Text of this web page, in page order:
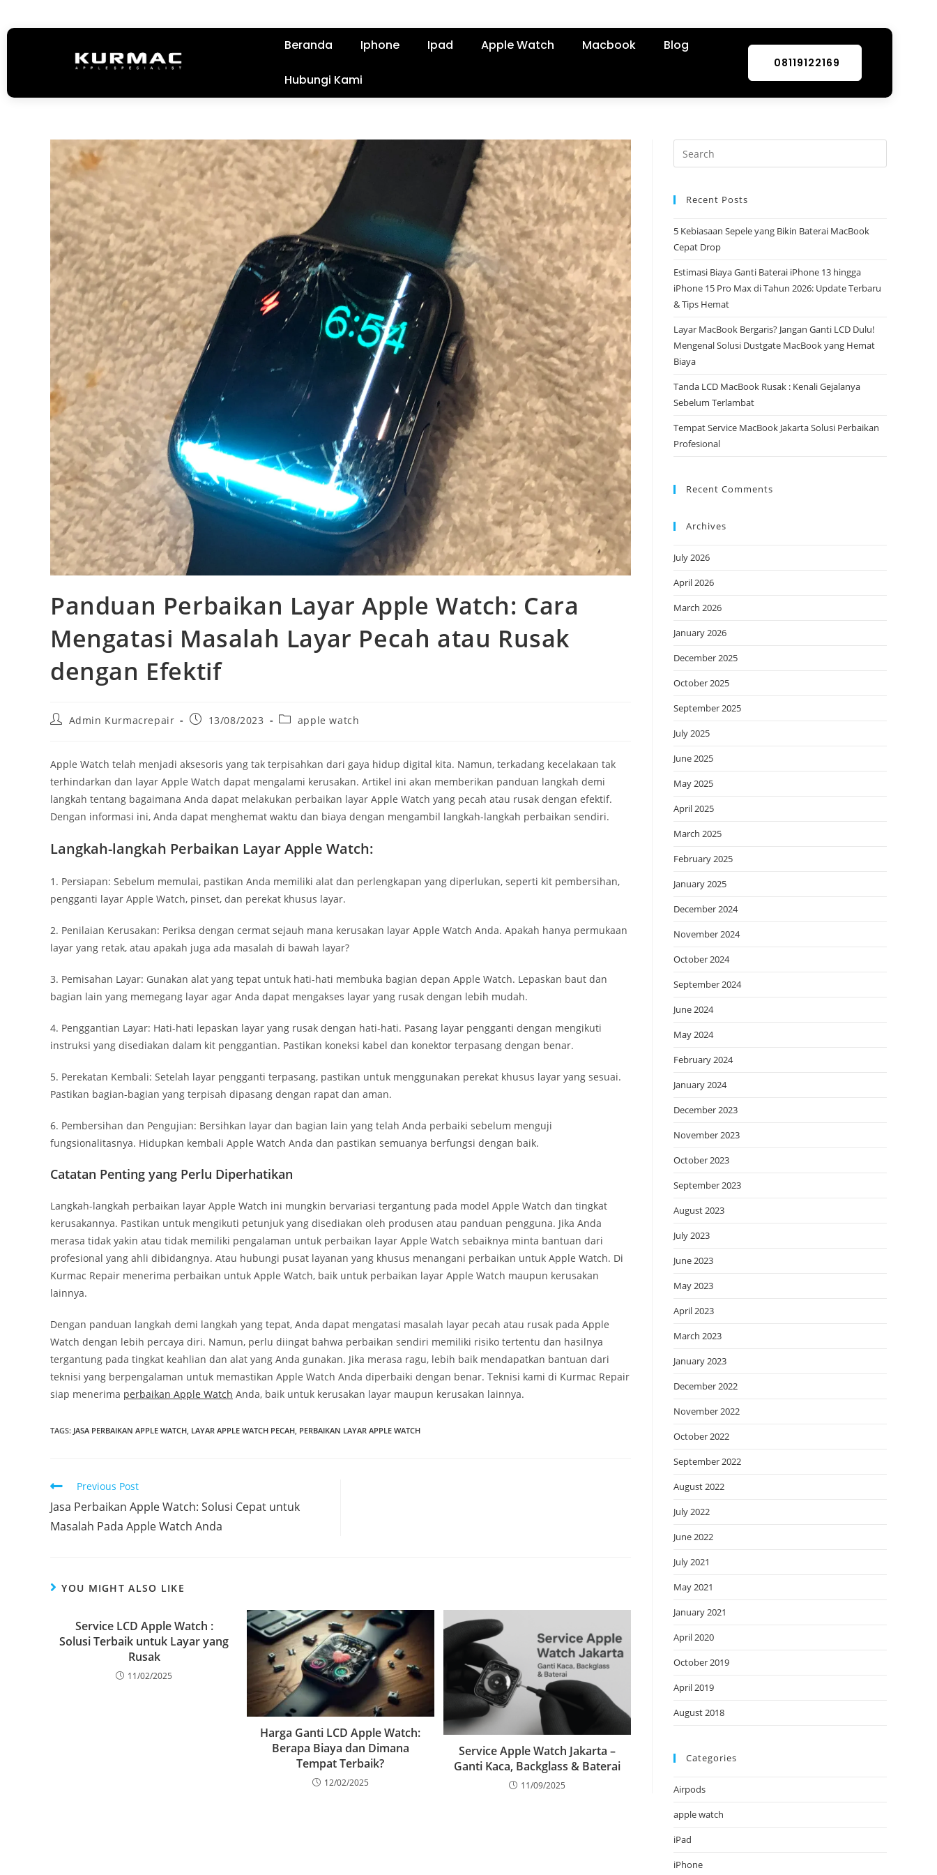
Beranda Iphone Ipad Apple Watch Macbook Blog
Hubungi Kami
08119122169
Panduan Perbaikan Layar Apple Watch: Cara
Mengatasi Masalah Layar Pecah atau Rusak
dengan Efektif
Admin Kurmacrepair 13/08/2023 apple watch
Apple Watch telah menjadi aksesoris yang tak terpisahkan dari gaya hidup digital kita. Namun, terkadang kecelakaan tak
terhindarkan dan layar Apple Watch dapat mengalami kerusakan. Artikel ini akan memberikan panduan langkah demi
langkah tentang bagaimana Anda dapat melakukan perbaikan layar Apple Watch yang pecah atau rusak dengan efektif.
Dengan informasi ini, Anda dapat menghemat waktu dan biaya dengan mengambil langkah-langkah perbaikan sendiri.
Langkah-langkah Perbaikan Layar Apple Watch:
1. Persiapan: Sebelum memulai, pastikan Anda memiliki alat dan perlengkapan yang diperlukan, seperti kit pembersihan,
pengganti layar Apple Watch, pinset, dan perekat khusus layar.
2. Penilaian Kerusakan: Periksa dengan cermat sejauh mana kerusakan layar Apple Watch Anda. Apakah hanya permukaan
layar yang retak, atau apakah juga ada masalah di bawah layar?
3. Pemisahan Layar: Gunakan alat yang tepat untuk hati-hati membuka bagian depan Apple Watch. Lepaskan baut dan
bagian lain yang memegang layar agar Anda dapat mengakses layar yang rusak dengan lebih mudah.
4. Penggantian Layar: Hati-hati lepaskan layar yang rusak dengan hati-hati. Pasang layar pengganti dengan mengikuti
instruksi yang disediakan dalam kit penggantian. Pastikan koneksi kabel dan konektor terpasang dengan benar.
5. Perekatan Kembali: Setelah layar pengganti terpasang, pastikan untuk menggunakan perekat khusus layar yang sesuai.
Pastikan bagian-bagian yang terpisah dipasang dengan rapat dan aman.
6. Pembersihan dan Pengujian: Bersihkan layar dan bagian lain yang telah Anda perbaiki sebelum menguji
fungsionalitasnya. Hidupkan kembali Apple Watch Anda dan pastikan semuanya berfungsi dengan baik.
Catatan Penting yang Perlu Diperhatikan
Langkah-langkah perbaikan layar Apple Watch ini mungkin bervariasi tergantung pada model Apple Watch dan tingkat
kerusakannya. Pastikan untuk mengikuti petunjuk yang disediakan oleh produsen atau panduan pengguna. Jika Anda
merasa tidak yakin atau tidak memiliki pengalaman untuk perbaikan layar Apple Watch sebaiknya minta bantuan dari
profesional yang ahli dibidangnya. Atau hubungi pusat layanan yang khusus menangani perbaikan untuk Apple Watch. Di
Kurmac Repair menerima perbaikan untuk Apple Watch, baik untuk perbaikan layar Apple Watch maupun kerusakan
lainnya.
Dengan panduan langkah demi langkah yang tepat, Anda dapat mengatasi masalah layar pecah atau rusak pada Apple
Watch dengan lebih percaya diri. Namun, perlu diingat bahwa perbaikan sendiri memiliki risiko tertentu dan hasilnya
tergantung pada tingkat keahlian dan alat yang Anda gunakan. Jika merasa ragu, lebih baik mendapatkan bantuan dari
teknisi yang berpengalaman untuk memastikan Apple Watch Anda diperbaiki dengan benar. Teknisi kami di Kurmac Repair
siap menerima perbaikan Apple Watch Anda, baik untuk kerusakan layar maupun kerusakan lainnya.
TAGS: JASA PERBAIKAN APPLE WATCH LAYAR APPLE WATCH PECAH PERBAIKAN LAYAR APPLE WATCH
Previous Post
Jasa Perbaikan Apple Watch: Solusi Cepat untuk
Masalah Pada Apple Watch Anda
YOU MIGHT ALSO LIKE
Service LCD Apple Watch :
Solusi Terbaik untuk Layar yang
Rusak
11/02/2025
Harga Ganti LCD Apple Watch:
Berapa Biaya dan Dimana
Tempat Terbaik?
12/02/2025
Service Apple Watch Jakarta –
Ganti Kaca, Backglass & Baterai
11/09/2025
Recent Posts
5 Kebiasaan Sepele yang Bikin Baterai MacBook
Cepat Drop
Estimasi Biaya Ganti Baterai iPhone 13 hingga
iPhone 15 Pro Max di Tahun 2026: Update Terbaru
& Tips Hemat
Layar MacBook Bergaris? Jangan Ganti LCD Dulu!
Mengenal Solusi Dustgate MacBook yang Hemat
Biaya
Tanda LCD MacBook Rusak : Kenali Gejalanya
Sebelum Terlambat
Tempat Service MacBook Jakarta Solusi Perbaikan
Profesional
Recent Comments
Archives
July 2026
April 2026
March 2026
January 2026
December 2025
October 2025
September 2025
July 2025
June 2025
May 2025
April 2025
March 2025
February 2025
January 2025
December 2024
November 2024
October 2024
September 2024
June 2024
May 2024
February 2024
January 2024
December 2023
November 2023
October 2023
September 2023
August 2023
July 2023
June 2023
May 2023
April 2023
March 2023
January 2023
December 2022
November 2022
October 2022
September 2022
August 2022
July 2022
June 2022
July 2021
May 2021
January 2021
April 2020
October 2019
April 2019
August 2018
Categories
Airpods
apple watch
iPad
iPhone